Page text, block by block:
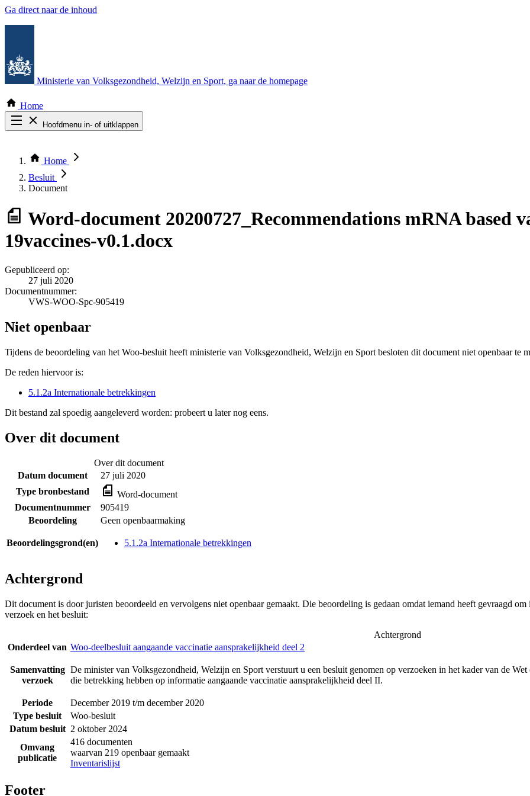
Ga direct naar de inhoud
Ministerie van Volksgezondheid, Welzijn en Sport, ga naar de homepage
Home
Hoofdmenu in- of uitklappen
Thema COVID-19
Bekijk per bestuursorgaan
Home
Besluit
Document
Word-document 20200727_Recommendations mRNA based
19vaccines-v0.1.docx
Gepubliceerd op:
27 juli 2020
Documentnummer:
VWS-WOO-Spc-905419
Niet openbaar
Tijdens de beoordeling van het Woo-besluit heeft ministerie van Volksgezondheid, Welzijn en Sport besloten dit document niet openbaar te
De reden hiervoor is:
5.1.2a Internationale betrekkingen
Dit bestand zal spoedig aangeleverd worden: probeert u later nog eens.
Over dit document
Over dit document
Datum document
27 juli 2020
Type bronbestand
Word-document
Documentnummer
905419
Beoordeling
Geen openbaarmaking
Beoordelingsgrond(en) 5.1.2a Internationale betrekkingen
Achtergrond
Dit document is door juristen beoordeeld en vervolgens niet openbaar gemaakt. Die beoordeling is gedaan omdat iemand heeft gevraagd
verzoek en het besluit:
Achtergrond
Onderdeel van Woo-deelbesluit aangaande vaccinatie aansprakelijkheid deel 2
Samenvatting
verzoek
De minister van Volksgezondheid, Welzijn en Sport verstuurt u een besluit genomen op verzoeken in het kader van de
die betrekking hebben op informatie aangaande vaccinatie aansprakelijkheid deel II.
Periode
December 2019 t/m december 2020
Type besluit
Woo-besluit
Datum besluit 2 oktober 2024
Omvang
publicatie
416 documenten
waarvan 219 openbaar gemaakt
Inventarislijst
Footer